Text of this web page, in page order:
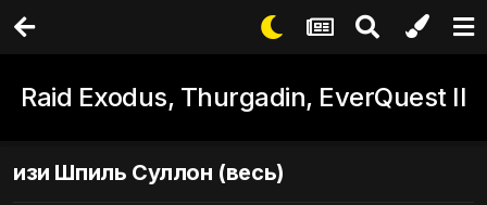
Raid Exodus, Thurgadin, EverQuest II
изи Шпиль Суллон (весь)